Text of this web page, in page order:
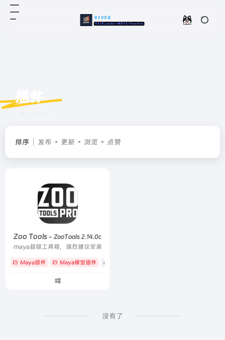
插件
排序 发布 更新 浏览 点赞
Zoo Tools - ZooTools 2.14.0c
maya超级工具箱，强烈建议安装
Maya插件 Maya模型插件 # maya
没有了